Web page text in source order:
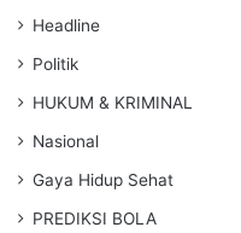
Headline
Politik
HUKUM & KRIMINAL
Nasional
Gaya Hidup Sehat
PREDIKSI BOLA